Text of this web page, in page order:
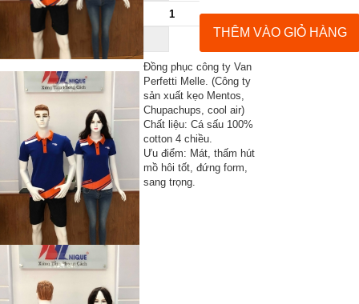
THÊM VÀO GIỎ HÀNG
Đồng phục công ty Van
Perfetti Melle. (Công ty
sản xuất kẹo Mentos,
Chupachups, cool air)
Chất liệu: Cá sấu 100%
cotton 4 chiều.
Ưu điểm: Mát, thấm hút
mồ hôi tốt, đứng form,
sang trọng.